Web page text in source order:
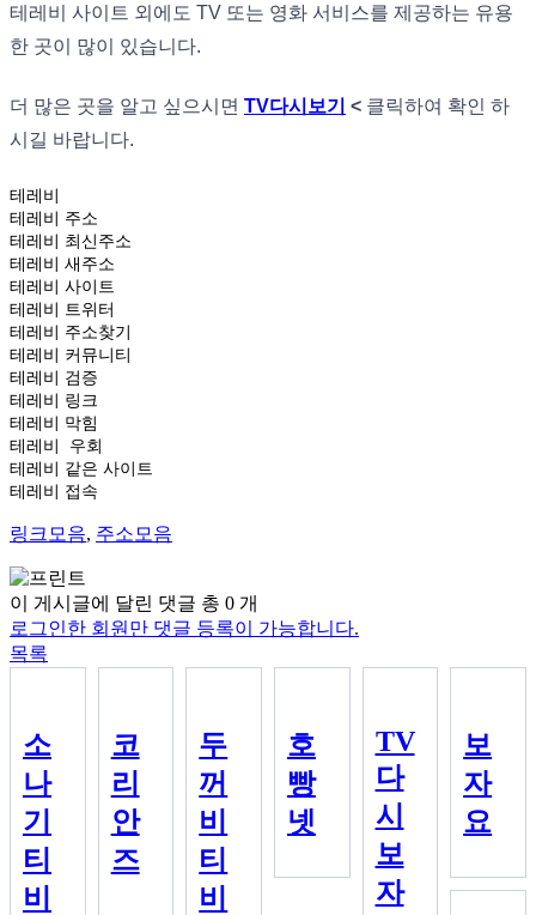
테레비 사이트 외에도 TV 또는 영화 서비스를 제공하는 유용
한 곳이 많이 있습니다.
더 많은 곳을 알고 싶으시면 TV다시보기 < 클릭하여 확인 하
시길 바랍니다.
테레비
테레비 주소
테레비 최신주소
테레비 새주소
테레비 사이트
테레비 트위터
테레비 주소찾기
테레비 커뮤니티
테레비 검증
테레비 링크
테레비 막힘
테레비 우회
테레비 같은 사이트
테레비 접속
링크모음, 주소모음
이 게시글에 달린 댓글 총 0 개
로그인한 회원만 댓글 등록이 가능합니다.
목록
소
나
기
티
비
코
리
안
즈
두
꺼
비
티
비
호
빵
넷
TV
다
시
보
자
보
자
요